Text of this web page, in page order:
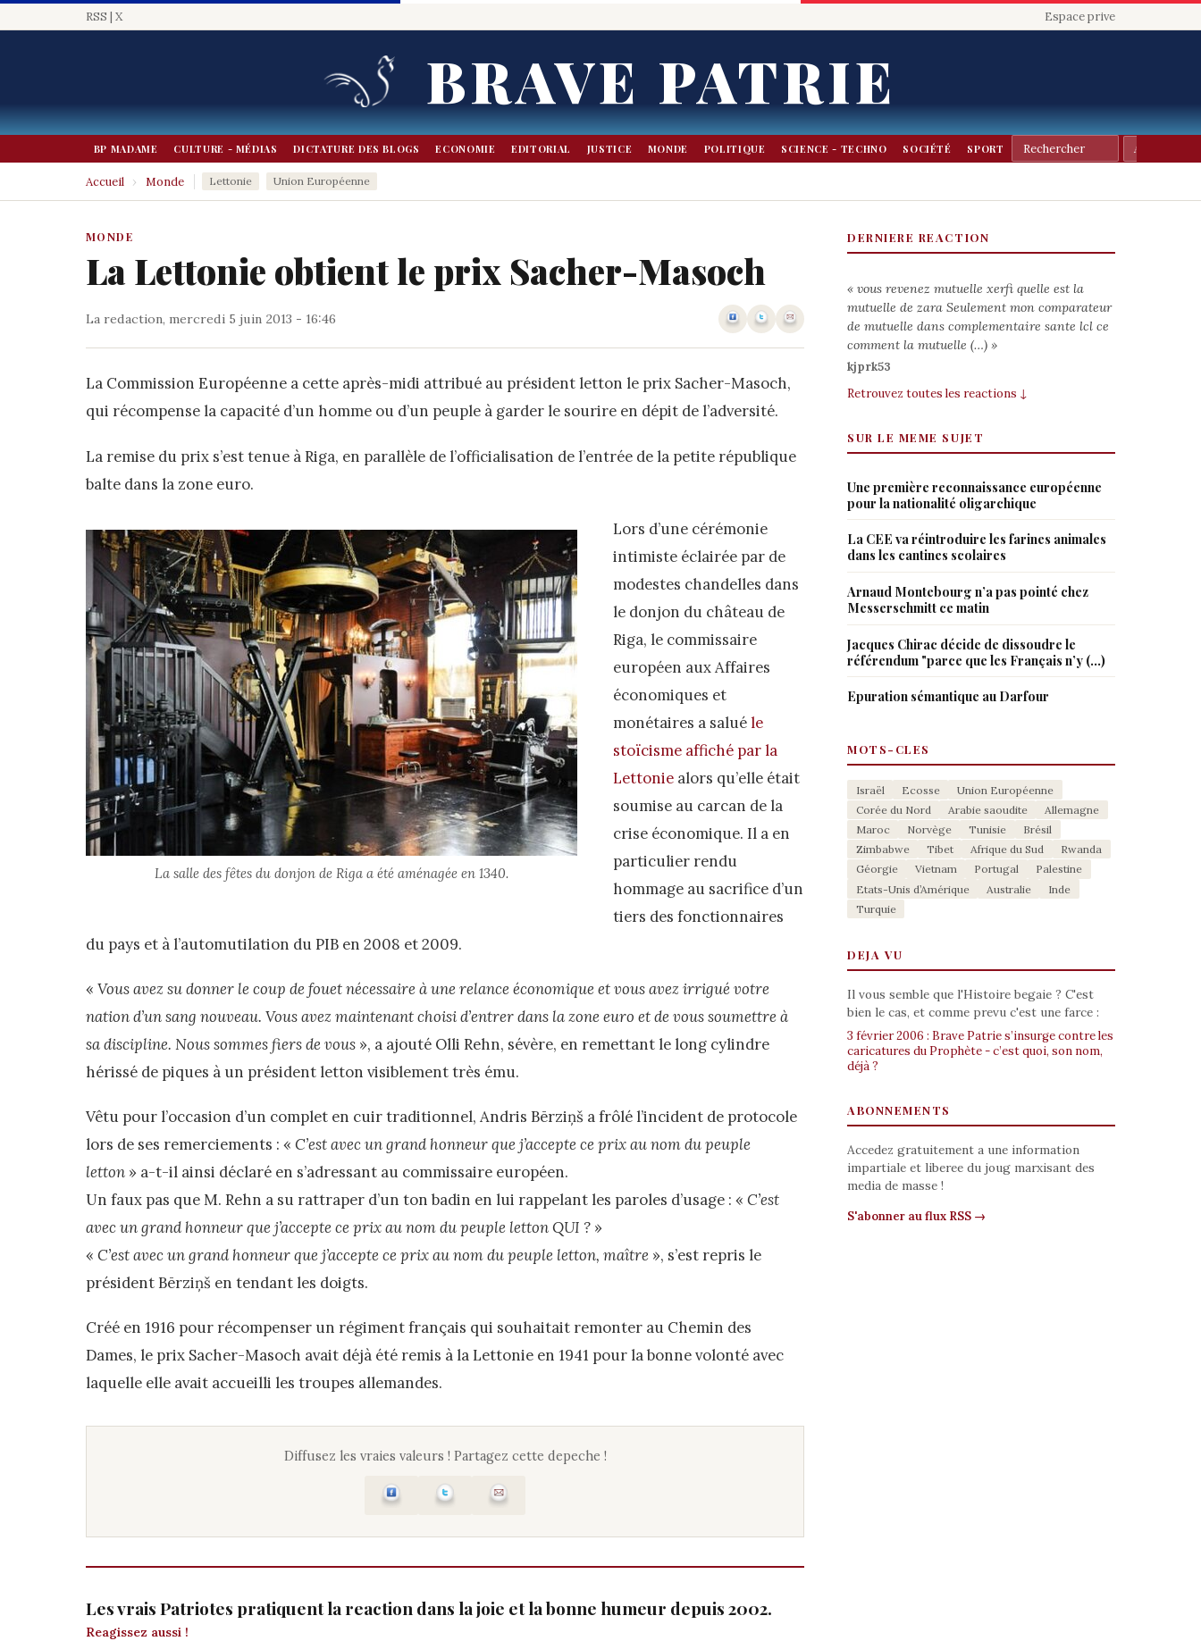
RSS | X Espace prive
BRAVE PATRIE
BP MADAME CULTURE - MÉDIAS DICTATURE DES BLOGS ECONOMIE EDITORIAL JUSTICE MONDE POLITIQUE SCIENCE - TECHNO SOCIÉTÉ SPORT
Accueil › Monde Lettonie Union Européenne
MONDE
La Lettonie obtient le prix Sacher-Masoch
La redaction, mercredi 5 juin 2013 - 16:46
La Commission Européenne a cette après-midi attribué au président letton le prix Sacher-Masoch,
qui récompense la capacité d’un homme ou d’un peuple à garder le sourire en dépit de l’adversité.
La remise du prix s’est tenue à Riga, en parallèle de l’officialisation de l’entrée de la petite république
balte dans la zone euro.
La salle des fêtes du donjon de Riga a été aménagée en 1340.
Lors d’une cérémonie
intimiste éclairée par de
modestes chandelles dans
le donjon du château de
Riga, le commissaire
européen aux Affaires
économiques et
monétaires a saluéle
stoïcisme affiché par la
Lettonie alors qu’elle était
soumise au carcan de la
crise économique. Il a en
particulier rendu
hommage au sacrifice d’un
tiers des fonctionnaires
du pays et à l’automutilation du PIB en 2008 et 2009.
« Vous avez su donner le coup de fouet nécessaire à une relance économique et vous avez irrigué votre
nation d’un sang nouveau. Vous avez maintenant choisi d’entrer dans la zone euro et de vous soumettre à
sa discipline. Nous sommes fiers de vous », a ajouté Olli Rehn, sévère, en remettant le long cylindre
hérissé de piques à un président letton visiblement très ému.
Vêtu pour l’occasion d’un complet en cuir traditionnel, Andris Bērziņš a frôlé l’incident de protocole
lors de ses remerciements : « C’est avec un grand honneur que j’accepte ce prix au nom du peuple
letton » a-t-il ainsi déclaré en s’adressant au commissaire européen.
Un faux pas que M. Rehn a su rattraper d’un ton badin en lui rappelant les paroles d’usage : « C’est
avec un grand honneur que j’accepte ce prix au nom du peuple letton QUI ? »
« C’est avec un grand honneur que j’accepte ce prix au nom du peuple letton, maître », s’est repris le
président Bērziņš en tendant les doigts.
Créé en 1916 pour récompenser un régiment français qui souhaitait remonter au Chemin des
Dames, le prix Sacher-Masoch avait déjà été remis à la Lettonie en 1941 pour la bonne volonté avec
laquelle elle avait accueilli les troupes allemandes.
Diffusez les vraies valeurs ! Partagez cette depeche !
Les vrais Patriotes pratiquent la reaction dans la joie et la bonne humeur depuis 2002.
Reagissez aussi !
DERNIERE REACTION
« vous revenez mutuelle xerfi quelle est la
mutuelle de zara Seulement mon comparateur
de mutuelle dans complementaire sante lcl ce
comment la mutuelle (…) »
kjprk53
Retrouvez toutes les reactions ↓
SUR LE MEME SUJET
Une première reconnaissance européenne
pour la nationalité oligarchique
La CEE va réintroduire les farines animales
dans les cantines scolaires
Arnaud Montebourg n’a pas pointé chez
Messerschmitt ce matin
Jacques Chirac décide de dissoudre le
référendum "parce que les Français n’y (…)
Epuration sémantique au Darfour
MOTS-CLES
Israël Ecosse
Union Européenne
Corée du Nord
Arabie saoudite
Allemagne
Maroc
Norvège Tunisie
Brésil
Zimbabwe
Tibet Afrique du Sud
Rwanda
Géorgie
Vietnam Portugal
Palestine
Etats-Unis d’Amérique
Australie
Inde
Turquie
DEJA VU
Il vous semble que l'Histoire begaie ? C'est
bien le cas, et comme prevu c'est une farce :
3 février 2006 : Brave Patrie s’insurge contre les
caricatures du Prophète - c’est quoi, son nom,
déjà ?
ABONNEMENTS
Accedez gratuitement a une information
impartiale et liberee du joug marxisant des
media de masse !
S'abonner au flux RSS →